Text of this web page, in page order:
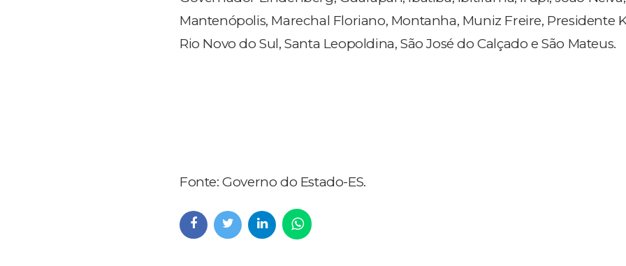
Mantenópolis, Marechal Floriano, Montanha, Muniz Freire, Presidente
Rio Novo do Sul, Santa Leopoldina, São José do Calçado e São Mateus.
Fonte: Governo do Estado-ES.